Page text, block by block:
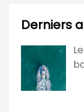
Derniers